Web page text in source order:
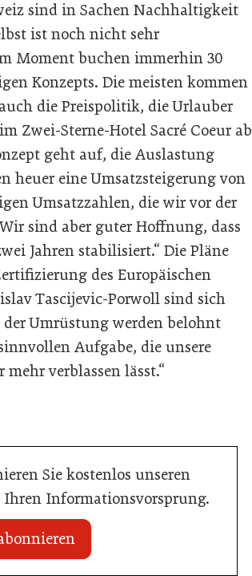
sind in Sachen Nachhaltigkeit
ist noch nicht sehr
Moment buchen immerhin 30
Konzepts. Die meisten kommen
die Preispolitik, die Urlauber
Zwei-Sterne-Hotel Sacré Coeur ab
geht auf, die Auslastung
heuer eine Umsatzsteigerung von
Umsatzzahlen, die wir vor der
sind aber guter Hoffnung, dass
Jahren stabilisiert.“ Die Pläne
des Europäischen
Tascijevic-Porwoll sind sich
Umrüstung werden belohnt
Aufgabe, die unsere
verblassen lässt.“
Sie kostenlos unseren
Informationsvorsprung.